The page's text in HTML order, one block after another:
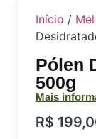
Início /
Pólen
500g
Mais
R$